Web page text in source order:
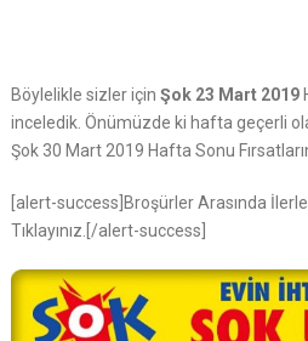
Böylelikle sizler için Şok 23 Mart 2019
inceledik. Önümüzde ki hafta geçerli
Şok 30 Mart 2019 Hafta Sonu
[alert-success]Broşürler Arasında
Tıklayınız.[/alert-success]